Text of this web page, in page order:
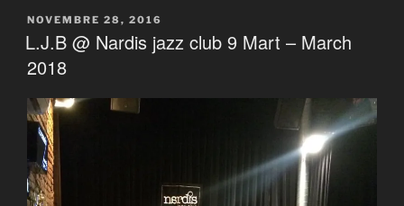
PUBLIÉ
LE
NOVEMBRE 28, 2016
L.J.B @ Nardis jazz club 9 Mart – March
2018